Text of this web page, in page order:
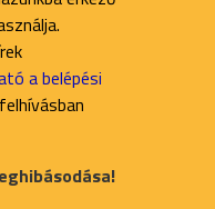
a belépési